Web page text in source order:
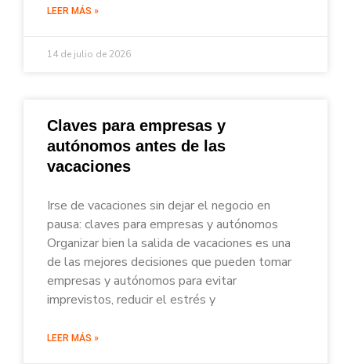
LEER MÁS »
14 de julio de 2026
Claves para empresas y
autónomos antes de las
vacaciones
Irse de vacaciones sin dejar el negocio en
pausa: claves para empresas y autónomos
Organizar bien la salida de vacaciones es una
de las mejores decisiones que pueden tomar
empresas y autónomos para evitar
imprevistos, reducir el estrés y
LEER MÁS »